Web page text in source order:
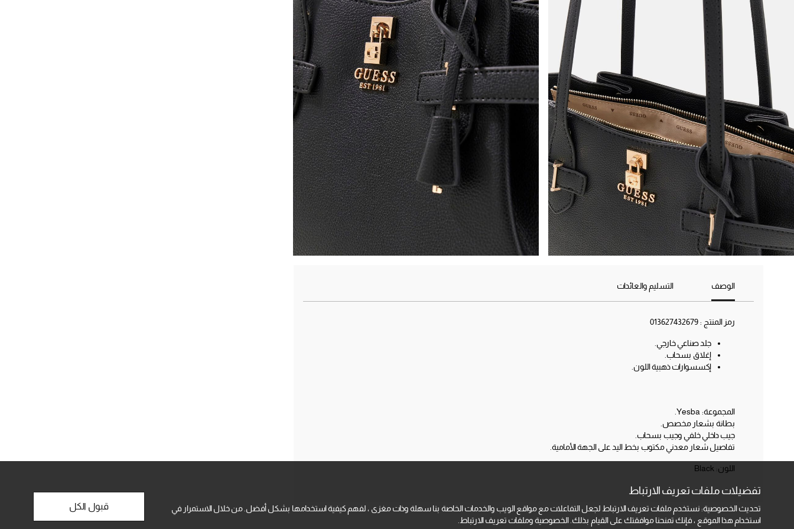
تفضيلات ملفات تعريف الارتباط
تحديث الخصوصية: نستخدم ملفات تعريف الارتباط لجعل التفاعلات مع مواقع الويب والخدمات الخاصة بنا سهلة وذات مغزى ، لفهم كيفية استخدامها بشكل أفضل. من خلال الاستمرار في
استخدام هذا الموقع ، فإنك تمنحنا موافقتك على القيام بذلك. الخصوصية وملفات تعريف الارتباط.
قبول الكل
الوصف التسليم والعائدات
رمز المنتج :013627432679
جلد صناعي خارجي.
إغلاق بسحاب.
إكسسوارات ذهبية اللون.
المجموعة: Yesba.
بطانة بشعار مخصص.
جيب داخلي خلفي وجيب بسحاب.
تفاصيل شعار معدني مكتوب بخط اليد على الجهة الأمامية.
اللون: Black